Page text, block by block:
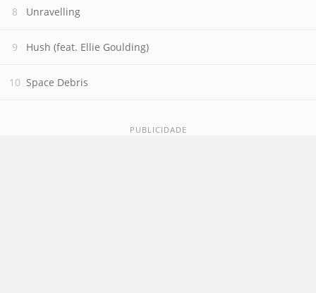
Unravelling
Hush (feat. Ellie Goulding)
Space Debris